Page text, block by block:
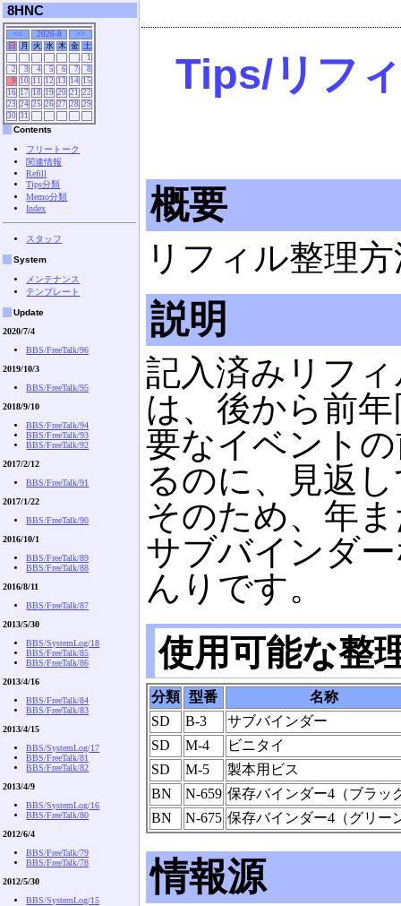
Tips/リフ
概要
リフィル整理
説明
記入済みリフ
は、後から前
要なイベント
るのに、見返
そのため、年
サブバインダ
んりです。
使用可能な整
分類 型番
名称
SD
B-3
サブバインダー
SD
M-4
ビニタイ
SD
M-5
製本用ビス
BN
N-659 保存バインダー4（ブラッ
BN
N-675 保存バインダー4（グリー
情報源
8HNC
<< 2026-8
>>
日
月 火 水 木 金
土
1
2
3 4 5 6 7
8
9 10 11 12 13 14 15
16 17 18 19 20 21
22
23 24 25 26 27 28 29
30 31
Contents
フリートーク
関連情報
Refill
Tips分類
Memo分類
Index
スタッフ
System
メンテナンス
テンプレート
Update
2020/7/4
BBS/FreeTalk/96
2019/10/3
BBS/FreeTalk/95
2018/9/10
BBS/FreeTalk/94
BBS/FreeTalk/93
BBS/FreeTalk/92
2017/2/12
BBS/FreeTalk/91
2017/1/22
BBS/FreeTalk/90
2016/10/1
BBS/FreeTalk/89
BBS/FreeTalk/88
2016/8/11
BBS/FreeTalk/87
2013/5/30
BBS/SystemLog/18
BBS/FreeTalk/85
BBS/FreeTalk/86
2013/4/16
BBS/FreeTalk/84
BBS/FreeTalk/83
2013/4/15
BBS/SystemLog/17
BBS/FreeTalk/81
BBS/FreeTalk/82
2013/4/9
BBS/SystemLog/16
BBS/FreeTalk/80
2012/6/4
BBS/FreeTalk/79
BBS/FreeTalk/78
2012/5/30
BBS/SystemLog/15